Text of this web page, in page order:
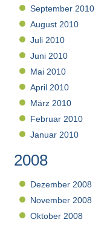
September 2010
August 2010
Juli 2010
Juni 2010
Mai 2010
April 2010
März 2010
Februar 2010
Januar 2010
2008
Dezember 2008
November 2008
Oktober 2008